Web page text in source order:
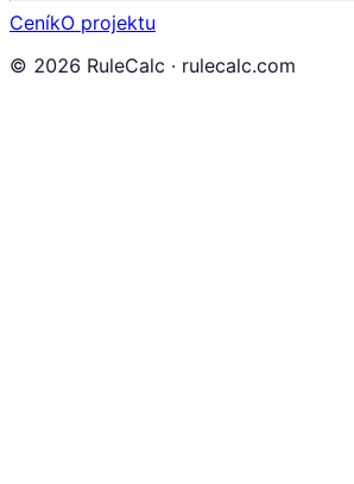
CeníkO projektu
© 2026 RuleCalc · rulecalc.com